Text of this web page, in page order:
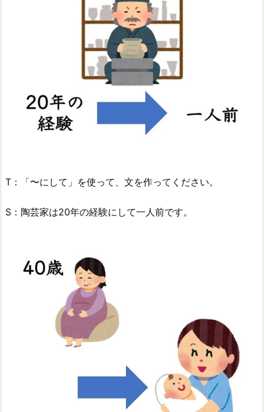
T：「〜にして」を使って、文を作ってください。
S：陶芸家は20年の経験にして一人前です。